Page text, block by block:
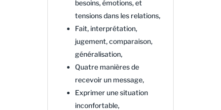
besoins, émotions, et
tensions dans les relations,
Fait, interprétation,
jugement, comparaison,
généralisation,
Quatre manières de
recevoir un message,
Exprimer une situation
inconfortable,